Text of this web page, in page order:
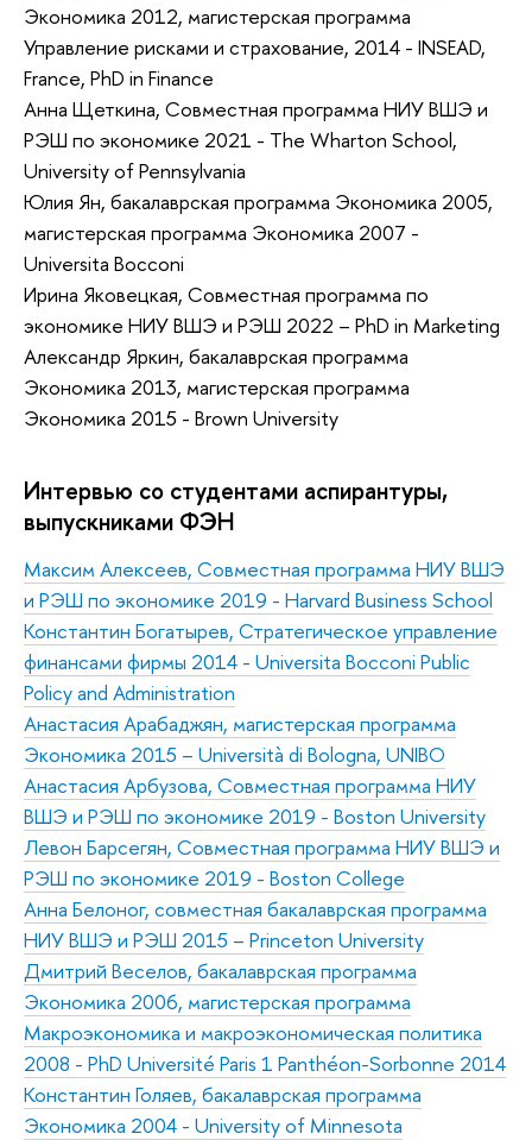
Экономика 2012, магистерская программа
Управление рисками и страхование, 2014 - INSEAD,
France, PhD in Finance
Анна Щеткина, Совместная программа НИУ ВШЭ и
РЭШ по экономике 2021 - The Wharton School,
University of Pennsylvania
Юлия Ян, бакалаврская программа Экономика 2005,
магистерская программа Экономика 2007 -
Universita Bocconi
Ирина Яковецкая, Совместная программа по
экономике НИУ ВШЭ и РЭШ 2022 – PhD in Marketing
Александр Яркин, бакалаврская программа
Экономика 2013, магистерская программа
Экономика 2015 - Brown University
Интервью со студентами аспирантуры,
выпускниками ФЭН
Максим Алексеев, Совместная программа НИУ ВШЭ
и РЭШ по экономике 2019 - Harvard Business School
Константин Богатырев, Стратегическое управление
финансами фирмы 2014 - Universita Bocconi Public
Policy and Administration
Анастасия Арабаджян, магистерская программа
Экономика 2015 – Università di Bologna, UNIBO
Анастасия Арбузова, Совместная программа НИУ
ВШЭ и РЭШ по экономике 2019 - Boston University
Левон Барсегян, Совместная программа НИУ ВШЭ и
РЭШ по экономике 2019 - Boston College
Анна Белоног, совместная бакалаврская программа
НИУ ВШЭ и РЭШ 2015 – Princeton University
Дмитрий Веселов, бакалаврская программа
Экономика 2006, магистерская программа
Макроэкономика и макроэкономическая политика
2008 - PhD Université Paris 1 Panthéon-Sorbonne 2014
Константин Голяев, бакалаврская программа
Экономика 2004 - University of Minnesota